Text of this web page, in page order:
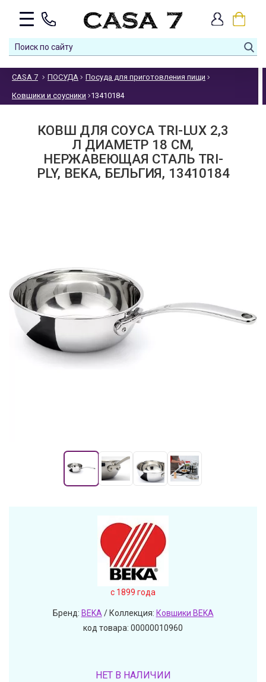
CASA 7 ПОСУДА Посуда для приготовления пищи
Ковшики и соусники 13410184
КОВШ ДЛЯ СОУСА TRI-LUX 2,3
Л ДИАМЕТР 18 СМ,
НЕРЖАВЕЮЩАЯ СТАЛЬ TRI-
PLY, BEKA, БЕЛЬГИЯ, 13410184
c 1899 года
Бренд: BEKA/ Коллекция: Ковшики BEKA
код товара: 00000010960
НЕТ В НАЛИЧИИ